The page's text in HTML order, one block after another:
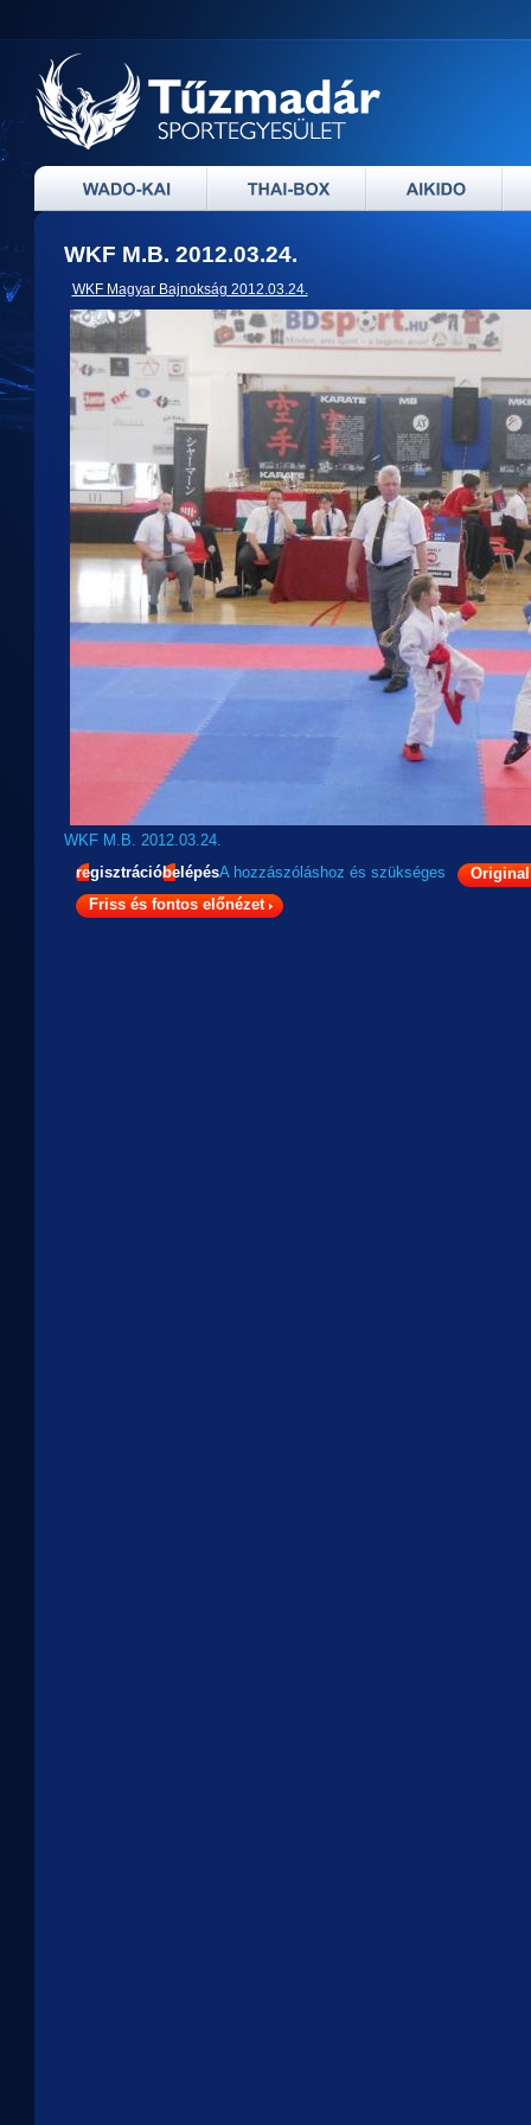
WKF M.B. 2012.03.24.
WKF Magyar Bajnokság 2012.03.24.
WKF M.B. 2012.03.24.
A hozzászóláshoz
regisztráció és
belépés szükséges
Original
Friss és fontos előnézet